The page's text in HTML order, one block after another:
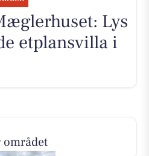
Lys
etplansvilla i